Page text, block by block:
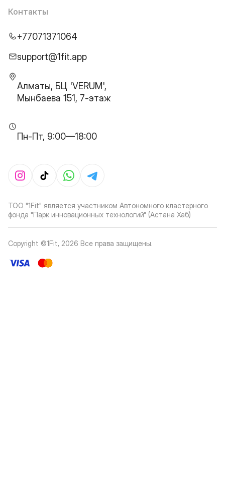
Контакты
+77071371064
support@1fit.app
Алматы, БЦ 'VERUM',
Мынбаева 151, 7-этаж
Пн-Пт, 9:00—18:00
ТОО "1Fit" является участником Автономного кластерного
фонда "Парк инновационных технологий" (Астана Хаб)
Copyright ©1Fit, 2026 Все права защищены.